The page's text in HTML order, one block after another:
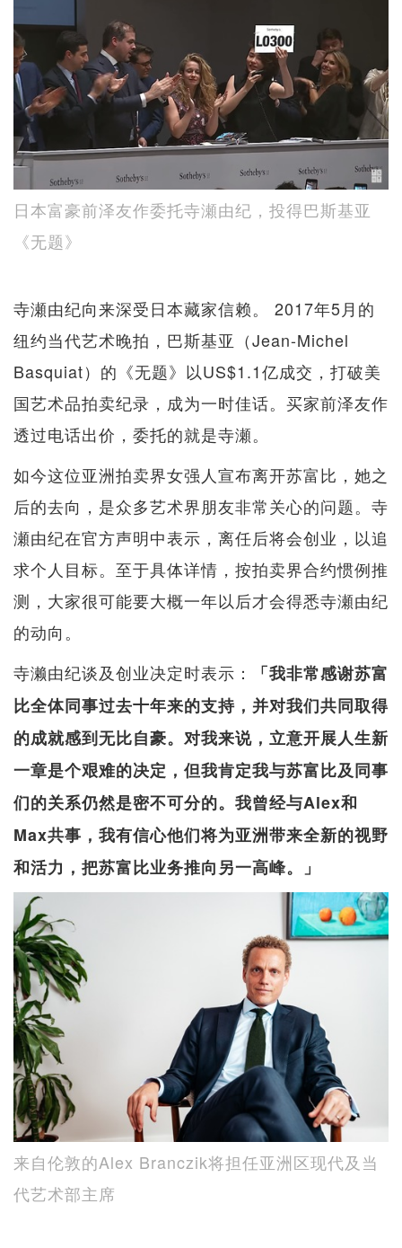
日本富豪前泽友作委托寺瀬由纪，投得巴斯基亚
《无题》
寺瀬由纪向来深受日本藏家信赖。 2017年5月的
纽约当代艺术晚拍，巴斯基亚（Jean-Michel
Basquiat）的《无题》以US$1.1亿成交，打破美
国艺术品拍卖纪录，成为一时佳话。买家前泽友作
透过电话出价，委托的就是寺瀬。
如今这位亚洲拍卖界女强人宣布离开苏富比，她之
后的去向，是众多艺术界朋友非常关心的问题。寺
瀬由纪在官方声明中表示，离任后将会创业，以追
求个人目标。至于具体详情，按拍卖界合约惯例推
测，大家很可能要大概一年以后才会得悉寺瀬由纪
的动向。
寺濑由纪谈及创业决定时表示：
「我非常感谢苏富
比全体同事过去十年来的支持，并对我们共同取得
的成就感到无比自豪。对我来说，立意开展人生新
一章是个艰难的决定，但我肯定我与苏富比及同事
们的关系仍然是密不可分的。我曾经与Alex和
Max共事，我有信心他们将为亚洲带来全新的视野
和活力，把苏富比业务推向另一高峰。」
来自伦敦的Alex Branczik将担任亚洲区现代及当
代艺术部主席